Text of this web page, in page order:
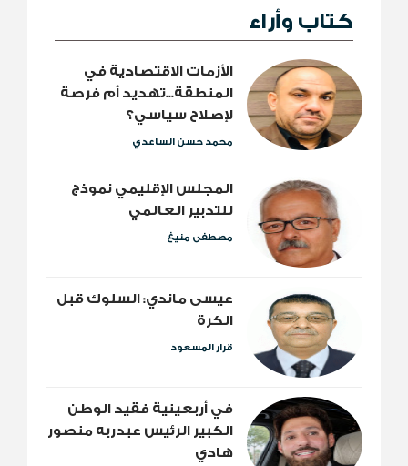
كتاب وأراء
الأزمات الاقتصادية في
المنطقة...تهديد أم فرصة
لإصلاح سياسي؟
محمد حسن الساعدي
المجلس الإقليمي نموذج
للتدبير العالمي
مصطفى منيغ
عيسى ماندي: السلوك قبل
الكرة
قرار المسعود
​في أربعينية فقيد الوطن
الكبير الرئيس عبدربه منصور
هادي